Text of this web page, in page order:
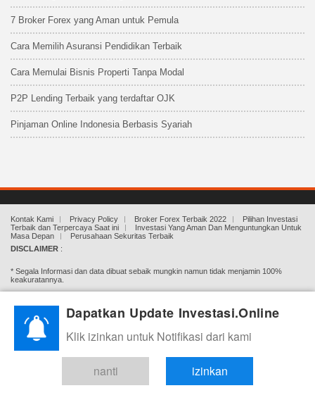
7 Broker Forex yang Aman untuk Pemula
Cara Memilih Asuransi Pendidikan Terbaik
Cara Memulai Bisnis Properti Tanpa Modal
P2P Lending Terbaik yang terdaftar OJK
Pinjaman Online Indonesia Berbasis Syariah
Kontak Kami Privacy Policy Broker Forex Terbaik 2022
Pilihan Investasi
Terbaik dan Terpercaya Saat ini
Investasi Yang Aman Dan Menguntungkan Untuk
Masa Depan
Perusahaan Sekuritas Terbaik
DISCLAIMER :
* Segala Informasi dan data dibuat sebaik mungkin namun tidak menjamin 100%
keakuratannya.
* Investasi.Online Tidak menghimpun dana, tidak mengajak ataupun mengharuskan
untuk berinvestasi. Investasi adalah beresiko, segala keputusan dan kerugian adalah
tanggung jawab Anda (pengunjung/pembaca) sendiri.
* Tidak menjamin kualitas ataupun kredibilitas atas link ke luar(pihak ketiga) berupa
Dapatkan Update Investasi.Online
Klik izinkan untuk Notifikasi dari kami
nanti izinkan